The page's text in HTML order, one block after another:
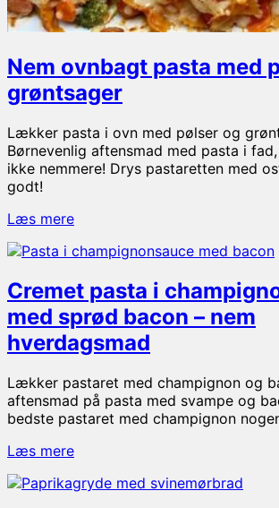
Nem ovnbagt pasta med
grøntsager
Lækker pasta i ovn med pølser og
Børnevenlig aftensmad med pasta i
ikke nemmere! Drys pastaretten med
godt!
Læs mereNem
pasta
pølser
og
grøntsager
Cremet pasta i
med sprød bacon – nem
hverdagsmad
Lækker pastaret med champignon og
aftensmad på pasta med svampe og
bedste pastaret med champignon
Læs mereCremet
i